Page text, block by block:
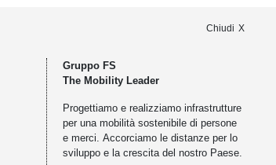
Chiudi
Gruppo FS
The Mobility Leader
Progettiamo e realizziamo infrastrutture
per una mobilità sostenibile di persone
e merci. Accorciamo le distanze per lo
sviluppo e la crescita del nostro Paese.